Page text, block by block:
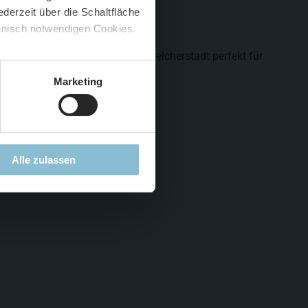
über die Schaltfläche
notwendigen Cookies.
Marketing
Alle zulassen
Studio dabei, das Modell der Speicherstadt perfekt für
setzen.